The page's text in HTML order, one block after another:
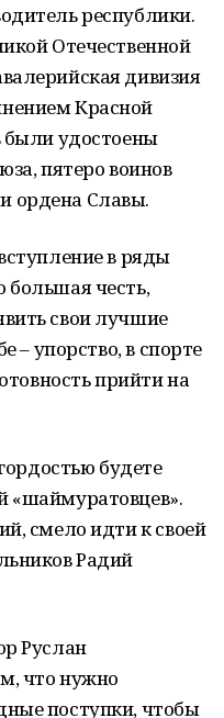
республики.
Отечественной
дивизия
Красной
были удостоены
пятеро воинов
ордена Славы.
в ряды
большая честь,
свои лучшие
– упорство, в спорте
прийти на
будете
«шаймуратовцев».
смело идти к своей
Радий
Руслан
что нужно
поступки, чтобы